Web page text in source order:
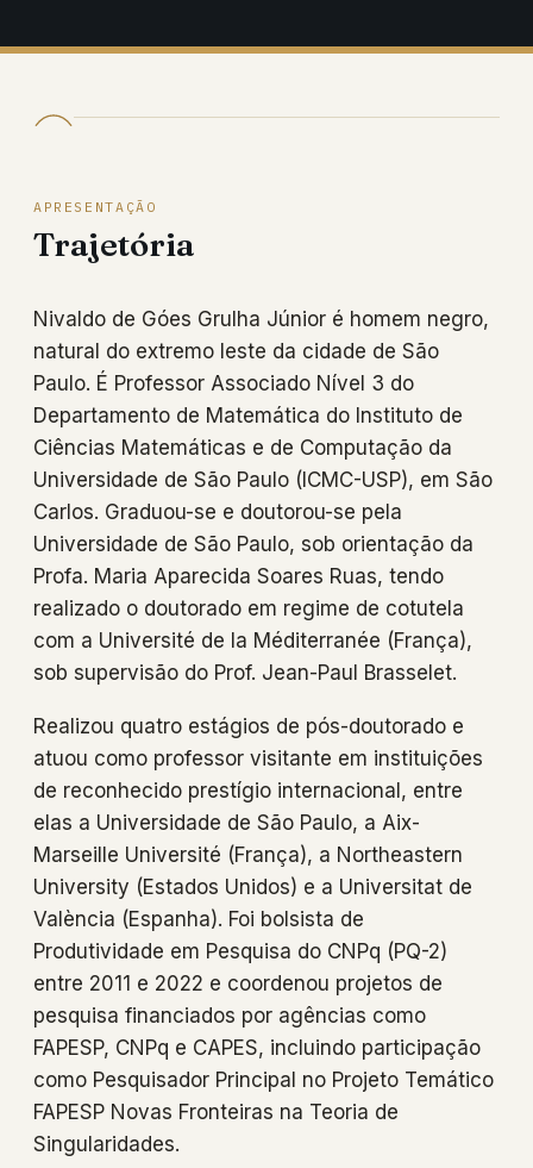
APRESENTAÇÃO
Trajetória
Nivaldo de Góes Grulha Júnior é homem negro,
natural do extremo leste da cidade de São
Paulo. É Professor Associado Nível 3 do
Departamento de Matemática do Instituto de
Ciências Matemáticas e de Computação da
Universidade de São Paulo (ICMC-USP), em São
Carlos. Graduou-se e doutorou-se pela
Universidade de São Paulo, sob orientação da
Profa. Maria Aparecida Soares Ruas, tendo
realizado o doutorado em regime de cotutela
com a Université de la Méditerranée (França),
sob supervisão do Prof. Jean-Paul Brasselet.
Realizou quatro estágios de pós-doutorado e
atuou como professor visitante em instituições
de reconhecido prestígio internacional, entre
elas a Universidade de São Paulo, a Aix-
Marseille Université (França), a Northeastern
University (Estados Unidos) e a Universitat de
València (Espanha). Foi bolsista de
Produtividade em Pesquisa do CNPq (PQ-2)
entre 2011 e 2022 e coordenou projetos de
pesquisa financiados por agências como
FAPESP, CNPq e CAPES, incluindo participação
como Pesquisador Principal no Projeto Temático
FAPESP Novas Fronteiras na Teoria de
Singularidades.